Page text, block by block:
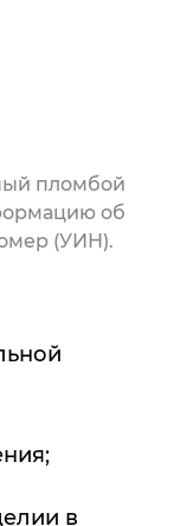
пломбой
об
(УИН).
в